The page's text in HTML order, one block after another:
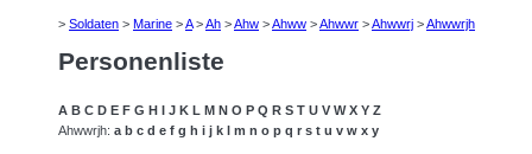
> Soldaten > Marine >A>Ah >Ahw >Ahww >Ahwwr >Ahwwrj >Ahwwrjh
Personenliste
A B C D E F G H I J K L M N O P Q R S T U V W X Y Z
Ahwwrjh: a b c d e f g h i j k l m n o p q r s t u v w x y